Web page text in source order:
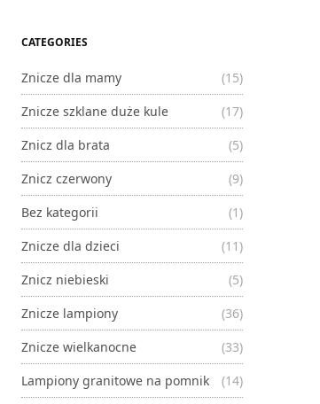
CATEGORIES
Znicze dla mamy
(15)
Znicze szklane duże kule
(17)
Znicz dla brata
(5)
Znicz czerwony
(9)
Bez kategorii
(1)
Znicze dla dzieci
(11)
Znicz niebieski
(5)
Znicze lampiony
(36)
Znicze wielkanocne
(33)
Lampiony granitowe na pomnik
(14)